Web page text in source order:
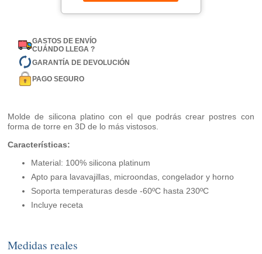
GASTOS DE ENVÍO
CUÁNDO LLEGA ?
GARANTÍA DE DEVOLUCIÓN
PAGO SEGURO
Molde de silicona platino con el que podrás crear postres con
forma de torre en 3D de lo más vistosos.
Características:
Material: 100% silicona platinum
Apto para lavavajillas, microondas, congelador y horno
Soporta temperaturas desde -60ºC hasta 230ºC
Incluye receta
Medidas reales